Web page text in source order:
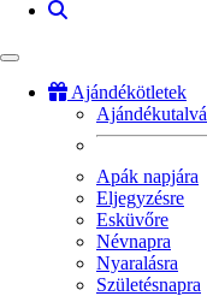
Ajándékötletek
Apák napjára
Eljegyzésre
Esküvőre
Névnapra
Nyaralásra
Születésnapra